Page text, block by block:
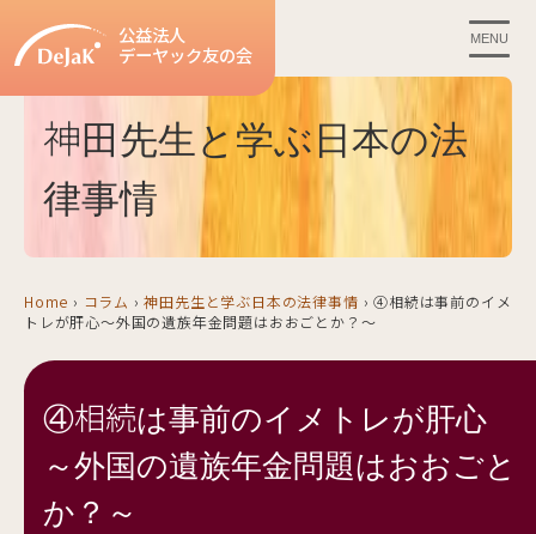
公益法人
デーヤック友の会
MENU
神田先生と学ぶ日本の法
律事情
Home › コラム › 神田先生と学ぶ日本の法律事情 › ④相続は事前のイメ
トレが肝心～外国の遺族年金問題はおおごとか？～
④相続は事前のイメトレが肝心
～外国の遺族年金問題はおおごと
か？～